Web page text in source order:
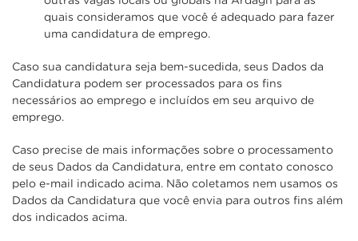
quais consideramos que você é adequado para fazer
uma candidatura de emprego.
Caso sua candidatura seja bem-sucedida, seus Dados da
Candidatura podem ser processados para os fins
necessários ao emprego e incluídos em seu arquivo de
emprego.
Caso precise de mais informações sobre o processamento
de seus Dados da Candidatura, entre em contato conosco
pelo e-mail indicado acima. Não coletamos nem usamos os
Dados da Candidatura que você envia para outros fins além
dos indicados acima.